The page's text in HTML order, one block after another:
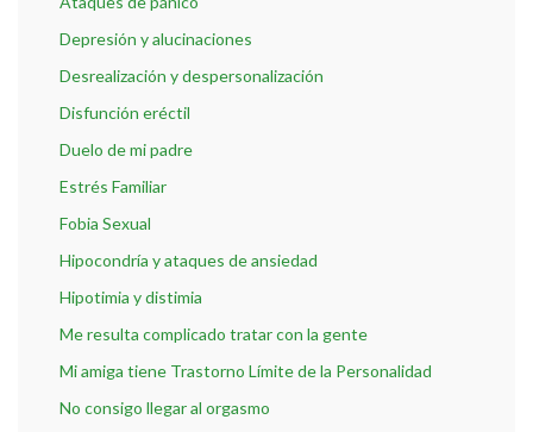
Depresión y alucinaciones
Desrealización y despersonalización
Disfunción eréctil
Duelo de mi padre
Estrés Familiar
Fobia Sexual
Hipocondría y ataques de ansiedad
Hipotimia y distimia
Me resulta complicado tratar con la gente
Mi amiga tiene Trastorno Límite de la Personalidad
No consigo llegar al orgasmo